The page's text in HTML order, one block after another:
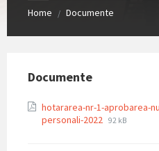
Home / Documente
Documente
hotararea-nr-1-aprobarea-
personali-2022 File
File
92 kB